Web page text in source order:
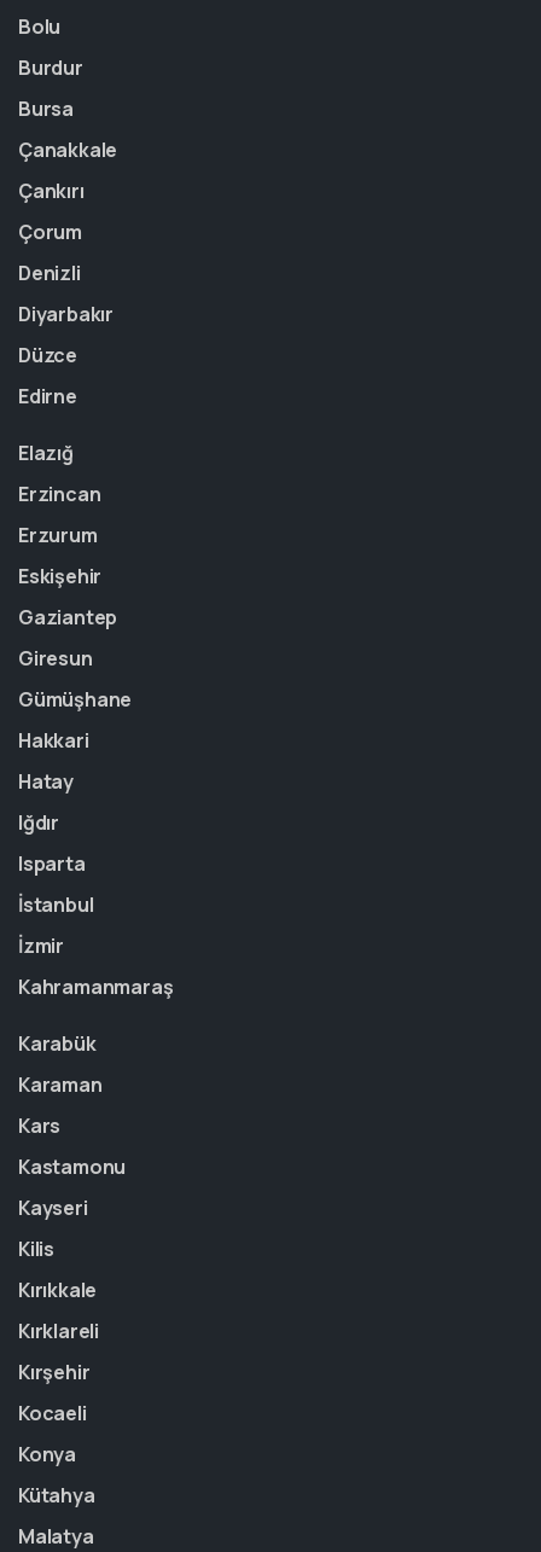
Bolu
Burdur
Bursa
Çanakkale
Çankırı
Çorum
Denizli
Diyarbakır
Düzce
Edirne
Elazığ
Erzincan
Erzurum
Eskişehir
Gaziantep
Giresun
Gümüşhane
Hakkari
Hatay
Iğdır
Isparta
İstanbul
İzmir
Kahramanmaraş
Karabük
Karaman
Kars
Kastamonu
Kayseri
Kilis
Kırıkkale
Kırklareli
Kırşehir
Kocaeli
Konya
Kütahya
Malatya